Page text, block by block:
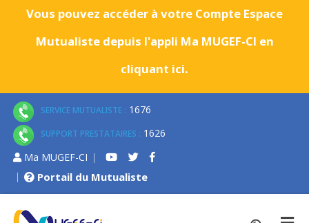
Vous pouvez accéder à votre Compte Espace
Mutualiste depuis l'appli Ma MUGEF-CI en
cliquant ici.
SERVICE MUTUALISTE : 1676
SUPPORT PRESTATAIRES : 1626
Ma MUGEF-CI
Portail du Mutualiste